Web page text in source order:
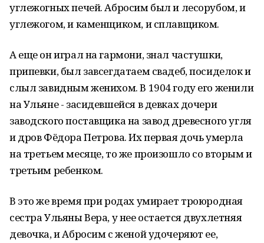
углежогных печей. Абросим был и лесорубом, и
углежогом, и каменщиком, и сплавщиком.
А еще он играл на гармони, знал частушки,
припевки, был завсегдатаем свадеб, посиделок и
слыл завидным женихом. В 1904 году его женили
на Ульяне - засидевшейся в девках дочери
заводского поставщика на завод древесного угля
и дров Фёдора Петрова. Их первая дочь умерла
на третьем месяце, то же произошло со вторым и
третьим ребенком.
В это же время при родах умирает троюродная
сестра Ульяны Вера, у нее остается двухлетняя
девочка, и Абросим с женой удочеряют ее,